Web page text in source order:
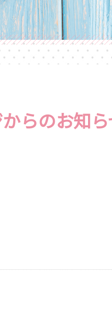
らのお知